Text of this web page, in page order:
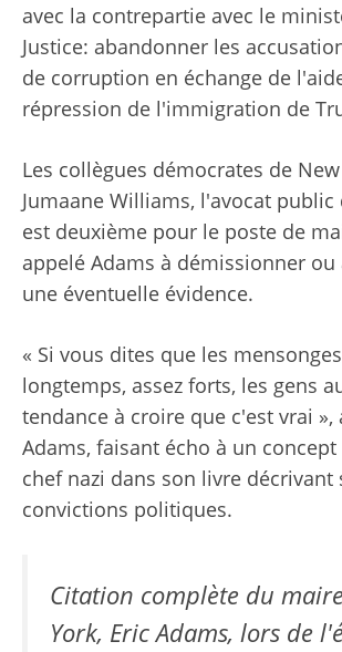
avec la contrepartie avec le
Justice: abandonner les
de corruption en échange de
répression de l'immigration de
Les collègues démocrates de
Jumaane Williams, l'avocat
est deuxième pour le poste de
appelé Adams à démissionner ou
une éventuelle évidence.
« Si vous dites que les
longtemps, assez forts, les gens
tendance à croire que c'est vrai »,
Adams, faisant écho à un
chef nazi dans son livre décrivant
convictions politiques.
Citation complète du
York, Eric Adams, lors de